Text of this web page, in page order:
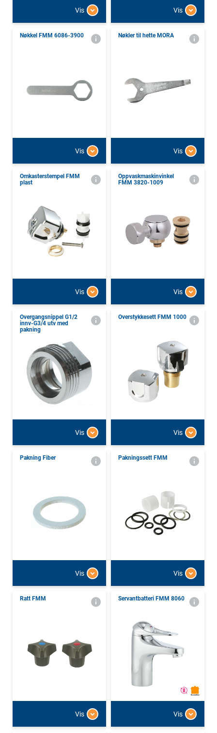
Vis Vis
Nøkkel FMM 6086-3900
Vis
Nøkler til hette MORA
Vis
Omkasterstempel FMM
plast
Vis
Oppvaskmaskinvinkel
FMM 3820-1009
Vis
Overgangsnippel G1/2
innv-G3/4 utv med
pakning
Vis
Overstykkesett FMM 1000
Vis
Pakning Fiber
Vis
Pakningssett FMM
Vis
Ratt FMM
Vis
Servantbatteri FMM 8060
Vis